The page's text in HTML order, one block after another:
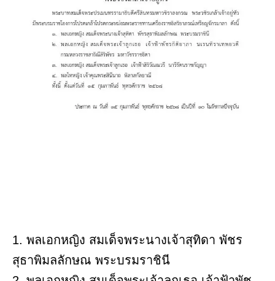
1. พลเอกหญิง สมเด็จพระนางเจ้าสุทิดา พัชร
สุธาพิมลลักษณ พระบรมราชินี